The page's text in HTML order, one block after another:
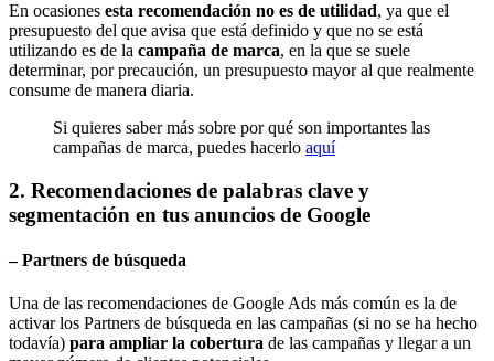
En ocasiones esta recomendación no es de utilidad, ya que el
presupuesto del que avisa que está definido y que no se está
utilizando es de la campaña de marca, en la que se suele
determinar, por precaución, un presupuesto mayor al que realmente
consume de manera diaria.
Si quieres saber más sobre por qué son importantes las
campañas de marca, puedes hacerlo aquí
2. Recomendaciones de palabras clave y
segmentación en tus anuncios de Google
–Partners de búsqueda
Una de las recomendaciones de Google Ads más común es la de
activar los Partners de búsqueda en las campañas (si no se ha hecho
todavía) para ampliar la cobertura de las campañas y llegar a un